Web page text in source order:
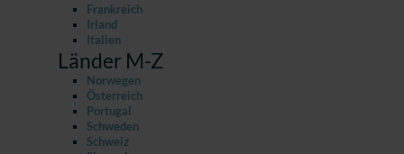
Frankreich
Irland
Italien
Länder M-Z
Norwegen
Österreich
Portugal
Schweden
Schweiz